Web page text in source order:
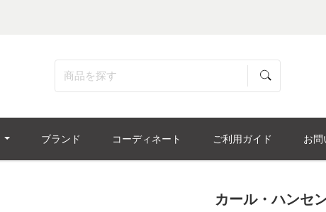
ブランド コーディネート ご利用ガイド お問
カール・ハンセ